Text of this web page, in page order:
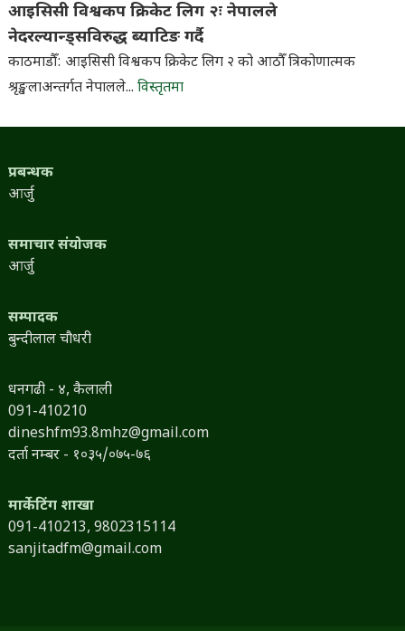
आइसिसी विश्वकप क्रिकेट लिग २ः नेपालले
नेदरल्यान्ड्सविरुद्ध ब्याटिङ गर्दै
काठमाडौँ: आइसिसी विश्वकप क्रिकेट लिग २ को आठौँ त्रिकोणात्मक
श्रृङ्खलाअन्तर्गत नेपालले... विस्तृतमा
प्रबन्धक
आर्जु
समाचार संयोजक
आर्जु
सम्पादक
बुन्दीलाल चौधरी
धनगढी - ४, कैलाली
091-410210
dineshfm93.8mhz@gmail.com
दर्ता नम्बर - १०३५/०७५-७६
मार्केटिंग शाखा
091-410213, 9802315114
sanjitadfm@gmail.com